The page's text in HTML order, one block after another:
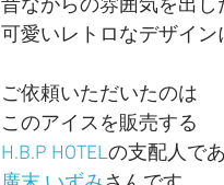
昔ながらの雰囲気を出し
可愛いレトロなデザイン
ご依頼いただいたのは
このアイスを販売する
H.B.P HOTELの支配人で